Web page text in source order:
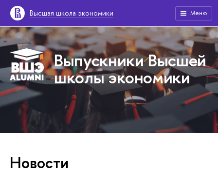
Высшая школа экономики Меню
Выпускники Высшей
школы экономики
Новости